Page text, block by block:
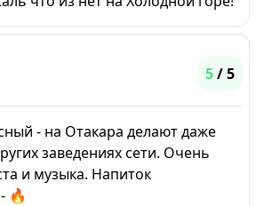
5/ 5
- на Отакара делают даже
заведениях сети. Очень
и музыка. Напиток
🔥